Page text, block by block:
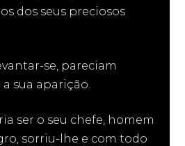
dos seus preciosos
se, pareciam
sua aparição.
ser o seu chefe, homem
sorriu-lhe e com todo